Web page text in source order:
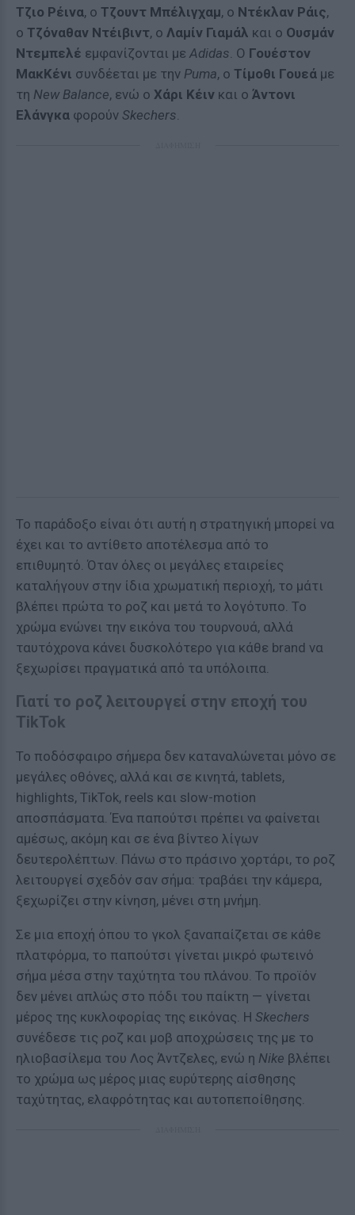
Τζιο Ρέινα, ο Τζουντ Μπέλιγχαμ, ο Ντέκλαν Ράις,
ο Τζόναθαν Ντέιβιντ, ο Λαμίν Γιαμάλ και ο Ουσμάν
Ντεμπελέ εμφανίζονται με Adidas. Ο Γουέστον
ΜακΚένι συνδέεται με την Puma, ο Τίμοθι Γουεά με
τη New Balance, ενώ ο Χάρι Κέιν και ο Άντονι
Ελάνγκα φορούν Skechers.
Το παράδοξο είναι ότι αυτή η στρατηγική μπορεί να
έχει και το αντίθετο αποτέλεσμα από το
επιθυμητό. Όταν όλες οι μεγάλες εταιρείες
καταλήγουν στην ίδια χρωματική περιοχή, το μάτι
βλέπει πρώτα το ροζ και μετά το λογότυπο. Το
χρώμα ενώνει την εικόνα του τουρνουά, αλλά
ταυτόχρονα κάνει δυσκολότερο για κάθε brand να
ξεχωρίσει πραγματικά από τα υπόλοιπα.
Γιατί το ροζ λειτουργεί στην εποχή του
TikTok
Το ποδόσφαιρο σήμερα δεν καταναλώνεται μόνο σε
μεγάλες οθόνες, αλλά και σε κινητά, tablets,
highlights, TikTok, reels και slow-motion
αποσπάσματα. Ένα παπούτσι πρέπει να φαίνεται
αμέσως, ακόμη και σε ένα βίντεο λίγων
δευτερολέπτων. Πάνω στο πράσινο χορτάρι, το ροζ
λειτουργεί σχεδόν σαν σήμα: τραβάει την κάμερα,
ξεχωρίζει στην κίνηση, μένει στη μνήμη.
Σε μια εποχή όπου το γκολ ξαναπαίζεται σε κάθε
πλατφόρμα, το παπούτσι γίνεται μικρό φωτεινό
σήμα μέσα στην ταχύτητα του πλάνου. Το προϊόν
δεν μένει απλώς στο πόδι του παίκτη — γίνεται
μέρος της κυκλοφορίας της εικόνας. Η Skechers
συνέδεσε τις ροζ και μοβ αποχρώσεις της με το
ηλιοβασίλεμα του Λος Άντζελες, ενώ η Nike βλέπει
το χρώμα ως μέρος μιας ευρύτερης αίσθησης
ταχύτητας, ελαφρότητας και αυτοπεποίθησης.